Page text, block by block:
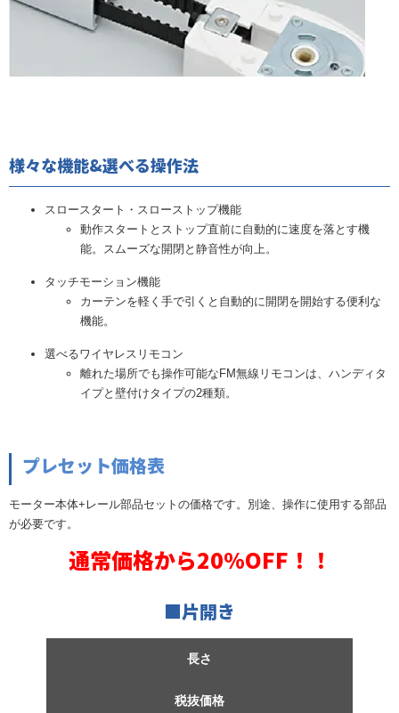
様々な機能&選べる操作法
スロースタート・スローストップ機能
動作スタートとストップ直前に自動的に速度を落とす機
能。スムーズな開閉と静音性が向上。
タッチモーション機能
カーテンを軽く手で引くと自動的に開閉を開始する便利な
機能。
選べるワイヤレスリモコン
離れた場所でも操作可能なFM無線リモコンは、ハンディタ
イプと壁付けタイプの2種類。
プレセット価格表
モーター本体+レール部品セットの価格です。別途、操作に使用する部品
が必要です。
通常価格から20%OFF！！
■片開き
長さ
税抜価格